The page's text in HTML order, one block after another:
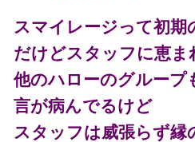
スマイレージって初期
だけどスタッフに恵
他のハローのグループ
言が病んでるけど
スタッフは威張らず縁